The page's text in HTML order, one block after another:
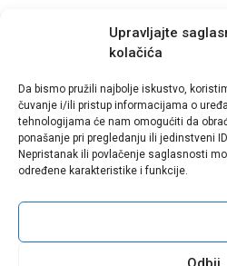
Upravljajte
kolačića
Da bismo pružili najbolje iskustvo,
čuvanje i/ili pristup informacijama o
tehnologijama će nam omogućiti da
ponašanje pri pregledanju ili jedinstveni
Nepristanak ili povlačenje saglasnosti
određene karakteristike i funkcije.
Elektrode za erodiranje
Polufabrikati grafitnih
elektroda
Polufabrikati bakarnih
elektroda